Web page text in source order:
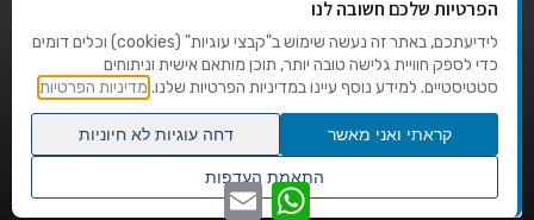
סגירת מעגל היסטורית במגדיאל
טרגדיה בצהרי היום: בן 80 נהרג על מעבר
החצייה בהוד השרון
Email
WhatsApp גלילה
הפרטיות שלכם חשובה לנו
לידיעתכם, באתר זה נעשה שימוש ב"קבצי עוגיות" (cookies) וכלים דומים
כדי לספק חוויית גלישה טובה יותר, תוכן מותאם אישית וניתוחים
סטטיסטיים. למידע נוסף עיינו במדיניות הפרטיות שלנו. מדיניות הפרטיות
קראתי ואני מאשר
דחה עוגיות לא חיוניות
התאמת העדפות
שנו העדפות פרטיות